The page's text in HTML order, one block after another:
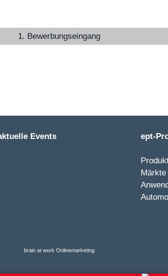
1. Bewerbungseingang
Events ept-
Märkte
brain at work Onlinemarketing